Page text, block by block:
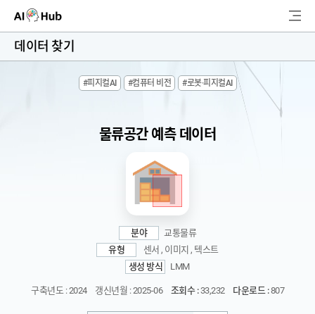
AI-Hub
색
데이터 찾기
#피지컬AI #컴퓨터 비전 #로봇·피지컬AI
물류공간 예측 데이터
분야
교통물류
유형
센서 , 이미지 , 텍스트
생성 방식
LMM
구축년도 : 2024 갱신년월 : 2025-06 조회수 :33,232 다운로드 :807